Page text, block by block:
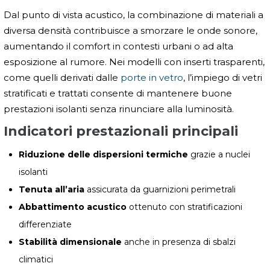
Dal punto di vista acustico, la combinazione di materiali a
diversa densità contribuisce a smorzare le onde sonore,
aumentando il comfort in contesti urbani o ad alta
esposizione al rumore. Nei modelli con inserti trasparenti,
come quelli derivati dalle porte in vetro, l’impiego di vetri
stratificati e trattati consente di mantenere buone
prestazioni isolanti senza rinunciare alla luminosità.
Indicatori prestazionali principali
Riduzione delle dispersioni termiche grazie a nuclei
isolanti
Tenuta all’aria assicurata da guarnizioni perimetrali
Abbattimento acustico ottenuto con stratificazioni
differenziate
Stabilità dimensionale anche in presenza di sbalzi
climatici